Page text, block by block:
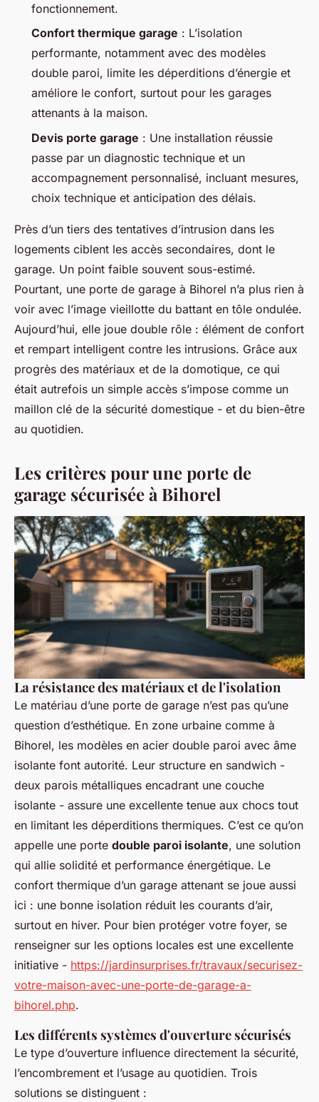
fonctionnement.
Confort thermique garage : L’isolation
performante, notamment avec des modèles
double paroi, limite les déperditions d’énergie et
améliore le confort, surtout pour les garages
attenants à la maison.
Devis porte garage : Une installation réussie
passe par un diagnostic technique et un
accompagnement personnalisé, incluant mesures,
choix technique et anticipation des délais.
Près d’un tiers des tentatives d’intrusion dans les
logements ciblent les accès secondaires, dont le
garage. Un point faible souvent sous-estimé.
Pourtant, une porte de garage à Bihorel n’a plus rien à
voir avec l’image vieillotte du battant en tôle ondulée.
Aujourd’hui, elle joue double rôle : élément de confort
et rempart intelligent contre les intrusions. Grâce aux
progrès des matériaux et de la domotique, ce qui
était autrefois un simple accès s’impose comme un
maillon clé de la sécurité domestique - et du bien-être
au quotidien.
Les critères pour une porte de
garage sécurisée à Bihorel
La résistance des matériaux et de l'isolation
Le matériau d’une porte de garage n’est pas qu’une
question d’esthétique. En zone urbaine comme à
Bihorel, les modèles en acier double paroi avec âme
isolante font autorité. Leur structure en sandwich -
deux parois métalliques encadrant une couche
isolante - assure une excellente tenue aux chocs tout
en limitant les déperditions thermiques. C’est ce qu’on
appelle une porte double paroi isolante, une solution
qui allie solidité et performance énergétique. Le
confort thermique d’un garage attenant se joue aussi
ici : une bonne isolation réduit les courants d’air,
surtout en hiver. Pour bien protéger votre foyer, se
renseigner sur les options locales est une excellente
initiative - https://jardinsurprises.fr/travaux/securisez-
votre-maison-avec-une-porte-de-garage-a-
bihorel.php.
Les différents systèmes d'ouverture sécurisés
Le type d’ouverture influence directement la sécurité,
l’encombrement et l’usage au quotidien. Trois
solutions se distinguent :